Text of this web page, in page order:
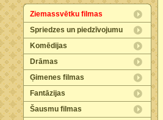
Ziemassvētku filmas
Spriedzes un piedzīvojumu
Komēdijas
Drāmas
Ģimenes filmas
Fantāzijas
Šausmu filmas